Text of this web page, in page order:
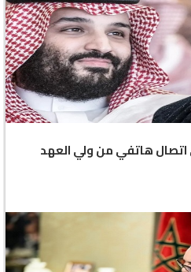
هاتفي من ولي العهد